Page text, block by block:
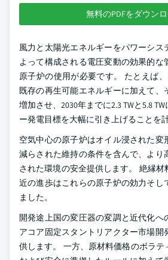
無料のPDFをダウン
風力と太陽光エネルギーをパワーシス
よって構成される電圧変動の効果的な
原子炉の使用が必要です。 たとえば、
既存の再生可能エネルギーに加えて、
増加させ、2030年までに2.3 TWと5.8
ー発電目標を大幅に引き上げることを
空気中心の原子炉はオイル浸された変
減らされた維持の条件を含んで、より
された環境の安全提供します。 絶縁
近の進歩はこれらの原子炉の効力そし
ました。
開発途上国の変圧器の変調と近代化へ
アコア固定スタントリアクター市場開
供します。 一方、原材料価格のボラテ